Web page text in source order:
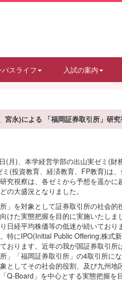
パスライフ 入試の案内
宮永)による 「福岡証券取引所」研
(月)、本学経営学部の出山実ゼミ(財
(投資教育、経済教育、FP教育)は
究視察は、各ゼミから予想を遥か
の大盛況となりました。
」を対象として証券取引所の社会的
けた実態把握を目的に実施いたし
日経平均株価等の低迷が続いてお
特にIPO(Initial Public Offering;株式
おります。近年の我が国証券取引
」「福岡証券取引所」の4取引所に
としてその社会的役割、及び九州
Q-Board」を中心とする実態把握を